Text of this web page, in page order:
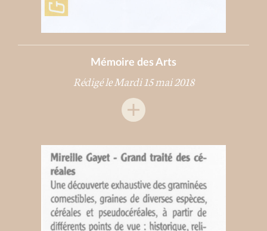
Mémoire des Arts
Rédigé le Mardi 15 mai 2018